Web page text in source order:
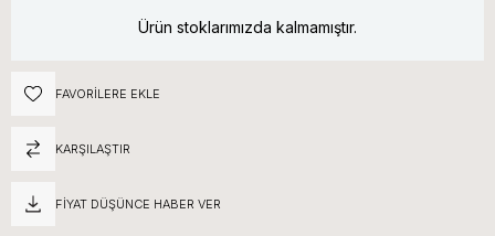
Ürün stoklarımızda kalmamıştır.
FAVORILERE EKLE
KARŞILAŞTIR
FIYAT DÜŞÜNCE HABER VER